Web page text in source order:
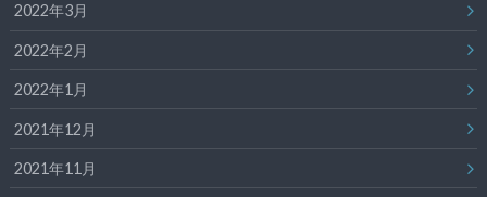
2022年3月
2022年2月
2022年1月
2021年12月
2021年11月